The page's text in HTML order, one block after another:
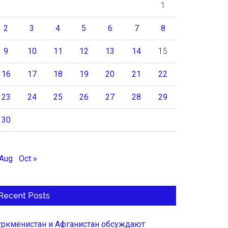
1
2 3 4 5 6 7 8
9 10 11 12 13 14 15
16 17 18 19 20 21 22
23 24 25 26 27 28 29
30
Oct »
Posts
и Афганистан обсуждают